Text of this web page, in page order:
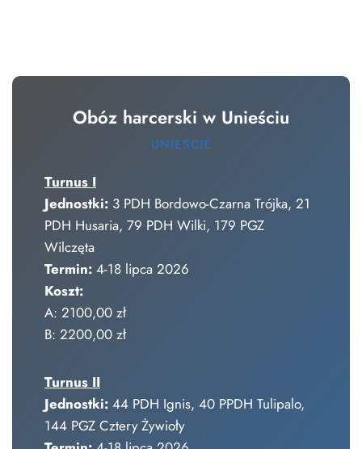
Obóz harcerski w Unieściu
UNIEŚCIE
Turnus I
Jednostki: 3 PDH Bordowo-Czarna Trójka, 21
PDH Husaria, 79 PDH Wilki, 179 PGZ
Wilczęta
Termin: 4-18 lipca 2026
Koszt:
A: 2100,00 zł
B: 2200,00 zł
Turnus II
Jednostki: 44 PDH Ignis, 40 PPDH Tulipalo,
144 PGZ Cztery Żywioły